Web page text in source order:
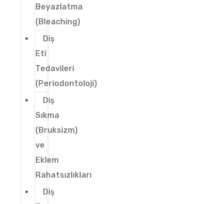
Beyazlatma
(Bleaching)
Diş
Eti
Tedavileri
(Periodontoloji)
Diş
Sıkma
(Bruksizm)
ve
Eklem
Rahatsızlıkları
Diş